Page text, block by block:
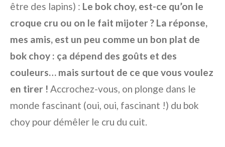
être des lapins) : Le bok choy, est-ce qu’on le
croque cru ou on le fait mijoter ? La réponse,
mes amis, est un peu comme un bon plat de
bok choy : ça dépend des goûts et des
couleurs… mais surtout de ce que vous voulez
en tirer ! Accrochez-vous, on plonge dans le
monde fascinant (oui, oui, fascinant !) du bok
choy pour démêler le cru du cuit.